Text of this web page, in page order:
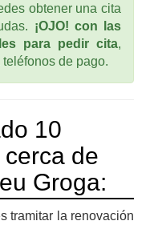
obtener una cita
¡OJO! con las
para pedir cita,
de pago.
10
de
Groga:
tramitar la renovación